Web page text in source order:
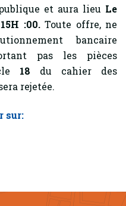
et aura lieu Le
:00.Toute offre, ne
bancaire
pas les pièces
18 du cahier des
rejetée.
sur: